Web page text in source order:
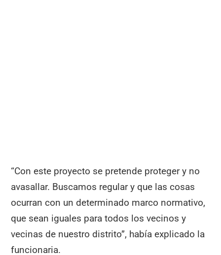
“Con este proyecto se pretende proteger y no
avasallar. Buscamos regular y que las cosas
ocurran con un determinado marco normativo,
que sean iguales para todos los vecinos y
vecinas de nuestro distrito”, había explicado la
funcionaria.